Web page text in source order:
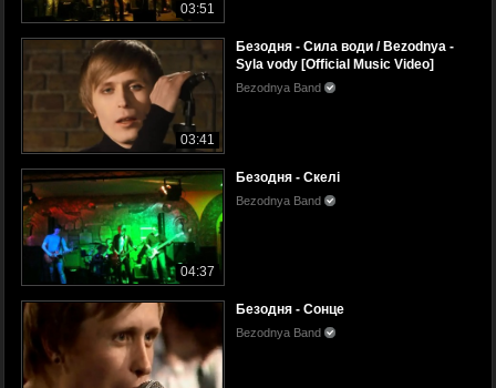
03:51
03:41
Безодня - Сила води / Bezodnya -
Syla vody [Official Music Video]
Bezodnya Band
04:37
Безодня - Скелі
Bezodnya Band
Безодня - Сонце
Bezodnya Band